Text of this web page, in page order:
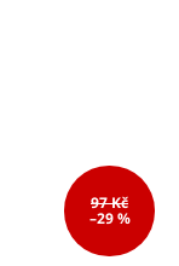
97 Kč
–29 %